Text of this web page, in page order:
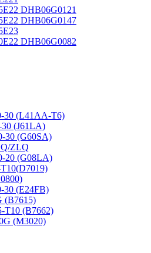
DHB06G0121
DHB06G0147
DHB06G0082
30 (L41AA-T6)
(J61LA)
30 (G60SA)
ZLQ
20 (G08LA)
30 (E24FB)
(B7615)
T10 (B7662)
(M3020)